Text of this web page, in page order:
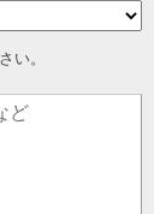
い。